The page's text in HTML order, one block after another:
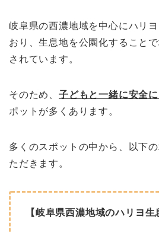
岐阜県の西濃地域を中心にハリ
おり、生息地を公園化すること
されています。
そのため、 子どもと一緒に安全
ポットが多くあります。
多くのスポットの中から、以下
ただきます。
【岐阜県西濃地域のハリヨ生